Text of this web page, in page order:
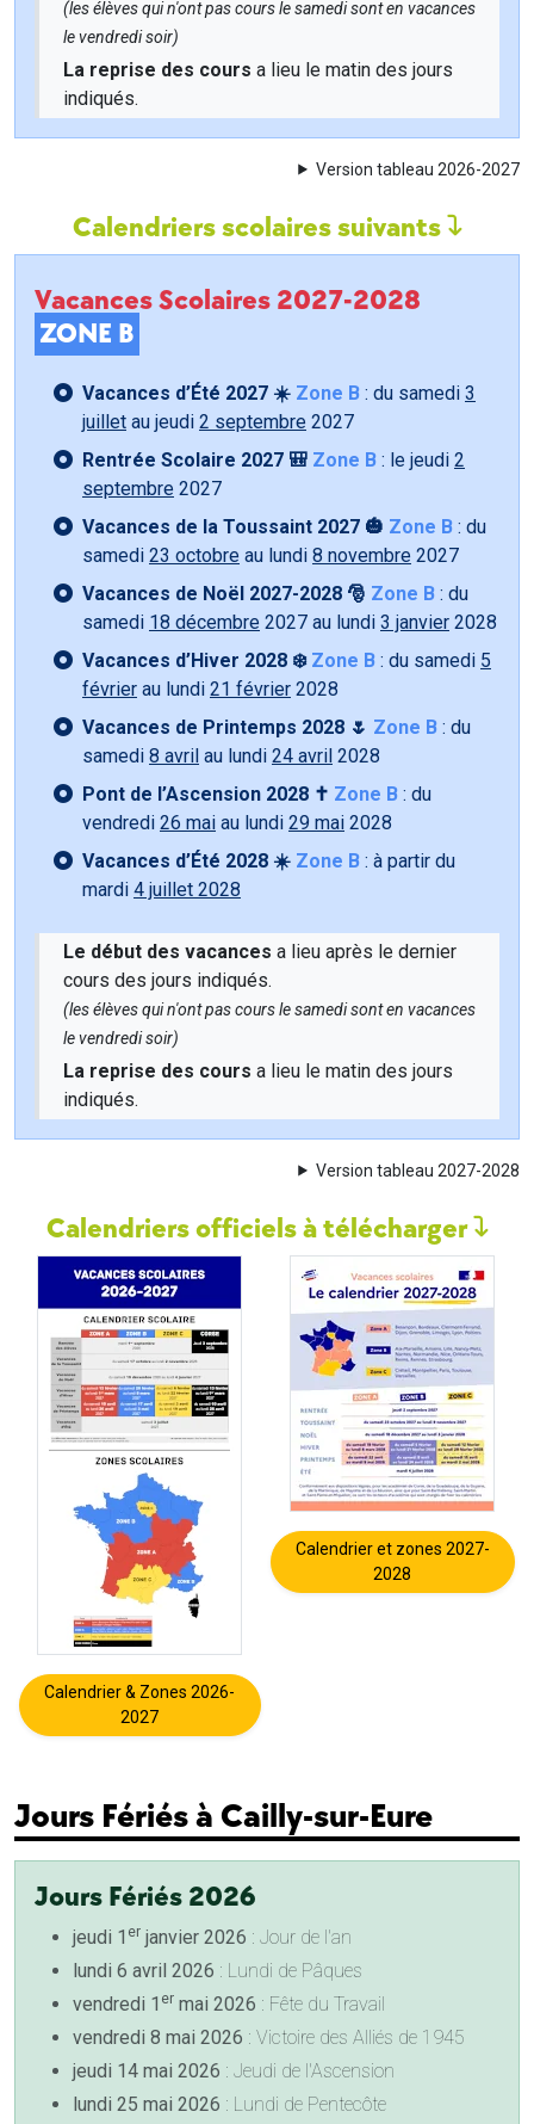
(les élèves qui n'ont pas cours le samedi sont en vacances
le vendredi soir)
La reprise des cours a lieu le matin des jours
indiqués.
Version tableau 2026-2027
Calendriers scolaires suivants
Vacances Scolaires 2027-2028
ZONE B
Vacances d’Été 2027 ☀️ Zone B : du samedi 3
juillet au jeudi 2 septembre 2027
Rentrée Scolaire 2027 🎒 Zone B : le jeudi 2
septembre 2027
Vacances de la Toussaint 2027 🎃 Zone B : du
samedi 23 octobre au lundi 8 novembre 2027
Vacances de Noël 2027-2028 🎅 Zone B : du
samedi 18 décembre 2027 au lundi 3 janvier 2028
Vacances d’Hiver 2028 ❄️ Zone B : du samedi 5
février au lundi 21 février 2028
Vacances de Printemps 2028 🌷 Zone B : du
samedi 8 avril au lundi 24 avril 2028
Pont de l’Ascension 2028 ✝️ Zone B : du
vendredi 26 mai au lundi 29 mai 2028
Vacances d’Été 2028 ☀️ Zone B : à partir du
mardi 4 juillet 2028
Le début des vacances a lieu après le dernier
cours des jours indiqués.
(les élèves qui n'ont pas cours le samedi sont en vacances
le vendredi soir)
La reprise des cours a lieu le matin des jours
indiqués.
Version tableau 2027-2028
Calendriers officiels à télécharger
Calendrier & Zones 2026-
2027
Calendrier et zones 2027-
2028
Jours Fériés à Cailly-sur-Eure
Jours Fériés 2026
jeudi 1 er janvier 2026 : Jour de l'an
lundi 6 avril 2026 : Lundi de Pâques
vendredi 1 er mai 2026 : Fête du Travail
vendredi 8 mai 2026 : Victoire des Alliés de 1945
jeudi 14 mai 2026 : Jeudi de l'Ascension
lundi 25 mai 2026 : Lundi de Pentecôte